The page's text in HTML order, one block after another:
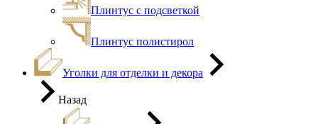
Плинтус с подсветкой
Плинтус полистирол
Уголки для отделки и декора
Назад